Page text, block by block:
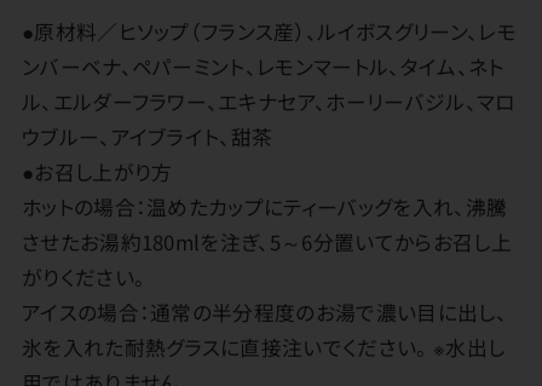
●原材料／ヒソップ（フランス産）、ルイボスグリーン、レモ
ンバーベナ、ペパーミント、レモンマートル、タイム、ネト
ル、エルダーフラワー、エキナセア、ホーリーバジル、マロ
ウブルー、アイブライト、甜茶
●お召し上がり方
ホットの場合：温めたカップにティーバッグを入れ、沸騰
させたお湯約180mlを注ぎ、5～6分置いてからお召し上
がりください。
アイスの場合：通常の半分程度のお湯で濃い目に出し、
氷を入れた耐熱グラスに直接注いでください。 ※水出し